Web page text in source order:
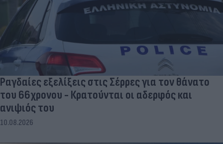
Ραγδαίες εξελίξεις στις Σέρρες για τον θάνατο
του 66χρονου - Κρατούνται οι αδερφός και
ανιψιός του
10.08.2026